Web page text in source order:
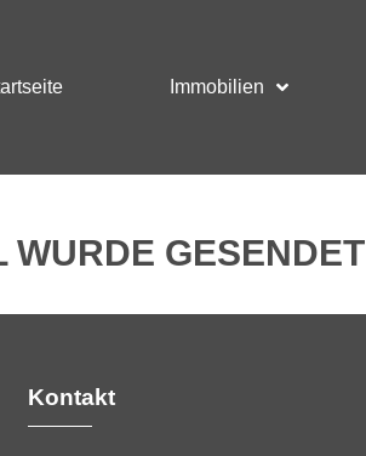
Immobilien
WURDE GESENDET
Kontakt